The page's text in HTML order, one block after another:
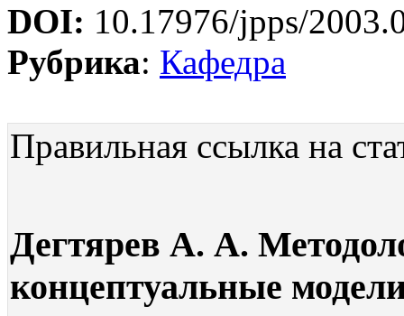
DOI: 10.17976/jpps/
Рубрика: Кафедра
Правильная ссылка на
Дегтярев А. А.
концептуальные